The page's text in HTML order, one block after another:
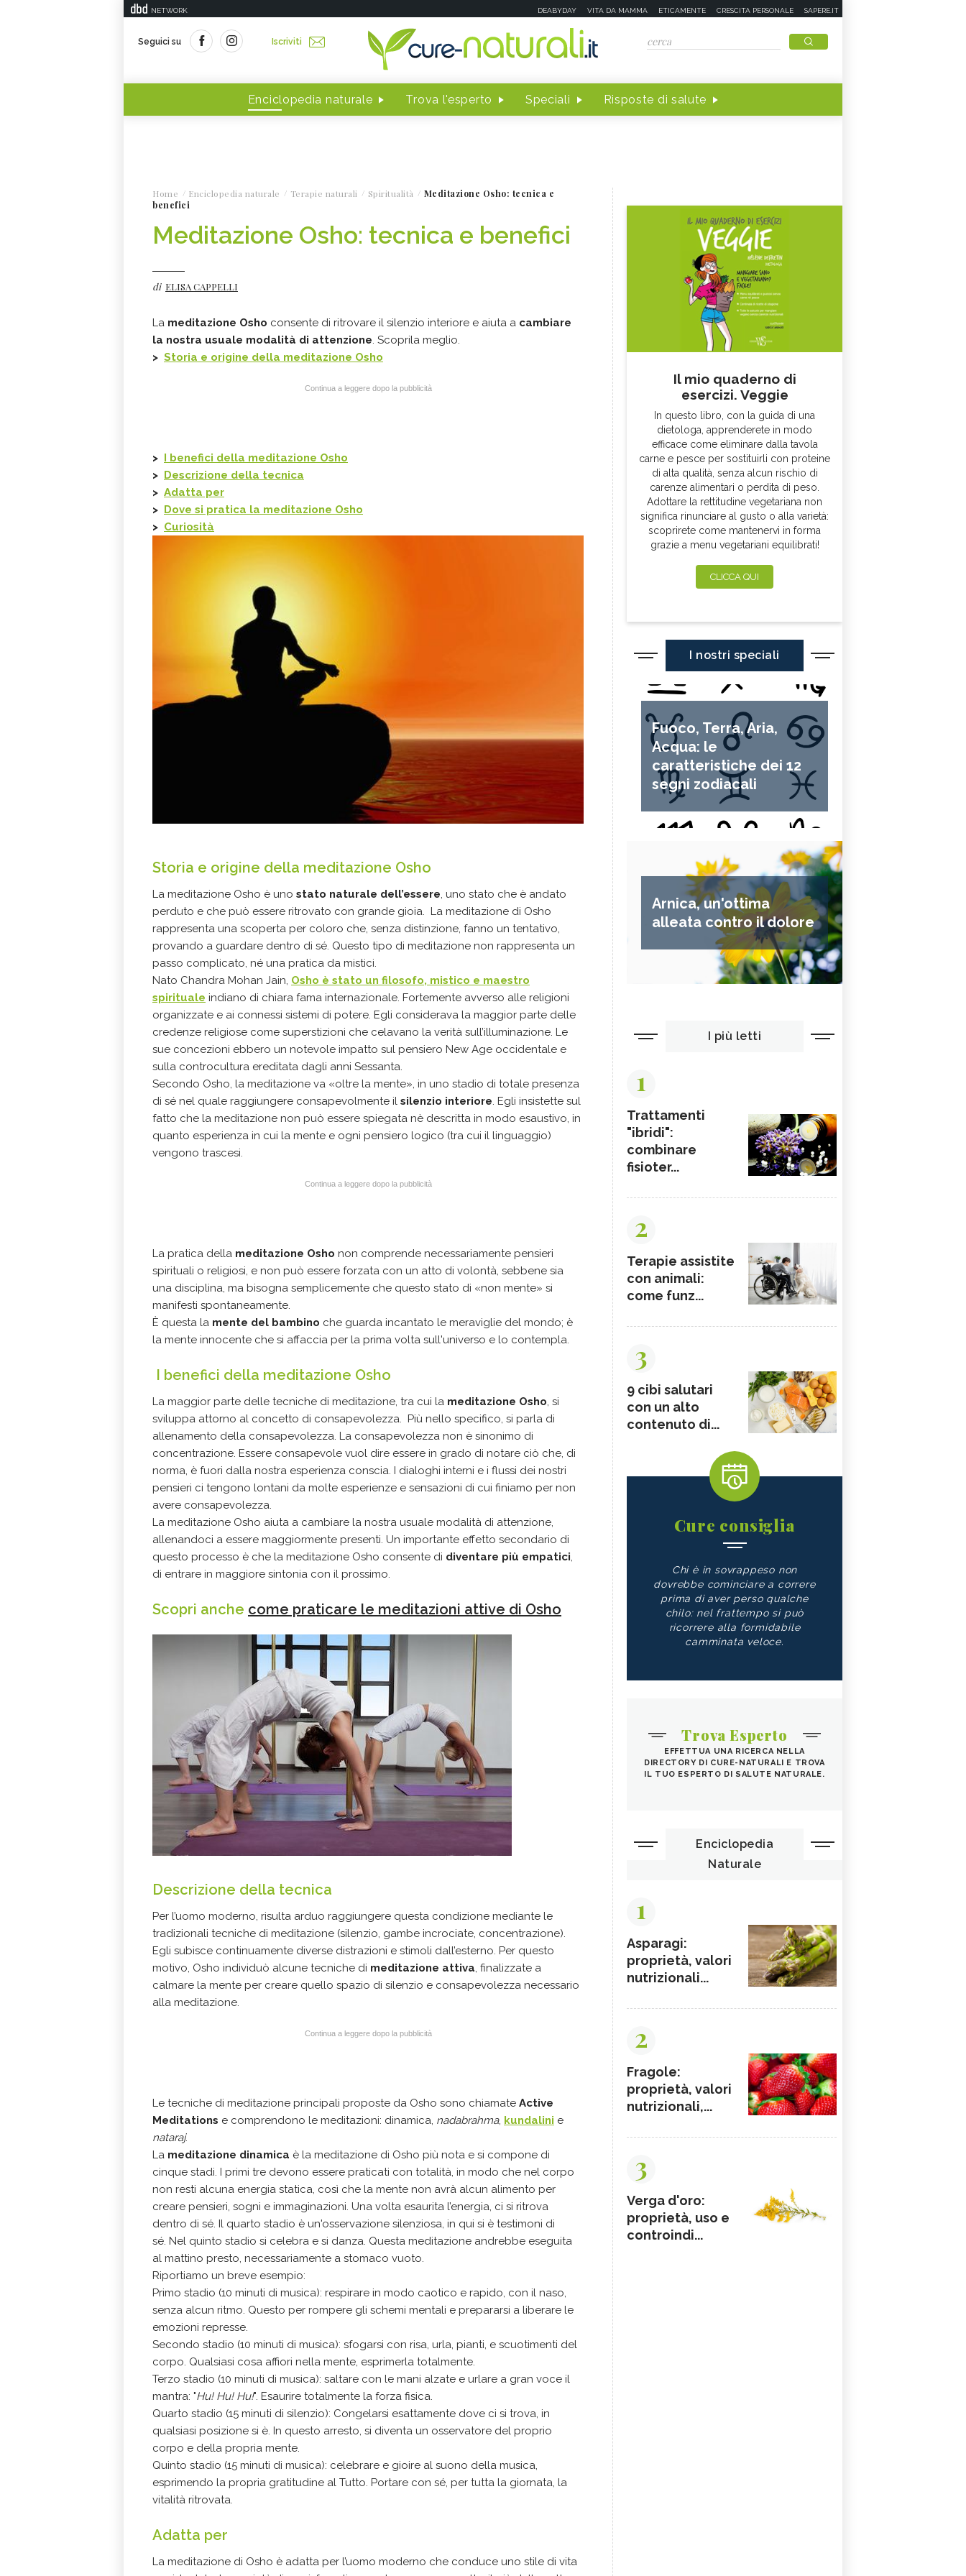
NETWORK DEABYDAY VITA DA MAMMA ETICAMENTE CRESCITA PERSONALE SAPERE.IT
Seguici su Iscriviti
Enciclopedia naturale Trova l'esperto Speciali Risposte di salute
Home Enciclopedia naturale Terapie naturali Spiritualità
Meditazione Osho: tecnica e
benefici
Meditazione Osho: tecnica e benefici
di ELISA CAPPELLI
La meditazione Osho consente di ritrovare il silenzio interiore e aiuta a cambiare
la nostra usuale modalità di attenzione. Scoprila meglio.
> Storia e origine della meditazione Osho
Continua a leggere dopo la pubblicità
> I benefici della meditazione Osho
> Descrizione della tecnica
> Adatta per
> Dove si pratica la meditazione Osho
> Curiosità
Storia e origine della meditazione Osho
La meditazione Osho è uno stato naturale dell’essere, uno stato che è andato
perduto e che può essere ritrovato con grande gioia. La meditazione di Osho
rappresenta una scoperta per coloro che, senza distinzione, fanno un tentativo,
provando a guardare dentro di sé. Questo tipo di meditazione non rappresenta un
passo complicato, né una pratica da mistici.
Nato Chandra Mohan Jain, Osho è stato un filosofo, mistico e maestro
spirituale indiano di chiara fama internazionale. Fortemente avverso alle religioni
organizzate e ai connessi sistemi di potere. Egli considerava la maggior parte delle
credenze religiose come superstizioni che celavano la verità sull’illuminazione. Le
sue concezioni ebbero un notevole impatto sul pensiero New Age occidentale e
sulla controcultura ereditata dagli anni Sessanta.
Secondo Osho, la meditazione va «oltre la mente», in uno stadio di totale presenza
di sé nel quale raggiungere consapevolmente il silenzio interiore. Egli insistette sul
fatto che la meditazione non può essere spiegata nè descritta in modo esaustivo, in
quanto esperienza in cui la mente e ogni pensiero logico (tra cui il linguaggio)
vengono trascesi.
Continua a leggere dopo la pubblicità
La pratica della meditazione Osho non comprende necessariamente pensieri
spirituali o religiosi, e non può essere forzata con un atto di volontà, sebbene sia
una disciplina, ma bisogna semplicemente che questo stato di «non mente» si
manifesti spontaneamente.
È questa la mente del bambino che guarda incantato le meraviglie del mondo; è
la mente innocente che si affaccia per la prima volta sull'universo e lo contempla.
I benefici della meditazione Osho
La maggior parte delle tecniche di meditazione, tra cui la meditazione Osho, si
sviluppa attorno al concetto di consapevolezza. Più nello specifico, si parla di
allenamento della consapevolezza. La consapevolezza non è sinonimo di
concentrazione. Essere consapevole vuol dire essere in grado di notare ciò che, di
norma, è fuori dalla nostra esperienza conscia. I dialoghi interni e i flussi dei nostri
pensieri ci tengono lontani da molte esperienze e sensazioni di cui finiamo per non
avere consapevolezza.
La meditazione Osho aiuta a cambiare la nostra usuale modalità di attenzione,
allenandoci a essere maggiormente presenti. Un importante effetto secondario di
questo processo è che la meditazione Osho consente di diventare più empatici,
di entrare in maggiore sintonia con il prossimo.
Scopri anche come praticare le meditazioni attive di Osho
Descrizione della tecnica
Per l’uomo moderno, risulta arduo raggiungere questa condizione mediante le
tradizionali tecniche di meditazione (silenzio, gambe incrociate, concentrazione).
Egli subisce continuamente diverse distrazioni e stimoli dall’esterno. Per questo
motivo, Osho individuò alcune tecniche di meditazione attiva, finalizzate a
calmare la mente per creare quello spazio di silenzio e consapevolezza necessario
alla meditazione.
Continua a leggere dopo la pubblicità
Le tecniche di meditazione principali proposte da Osho sono chiamate Active
Meditations e comprendono le meditazioni: dinamica, nadabrahma, kundalini e
nataraj.
La meditazione dinamica è la meditazione di Osho più nota e si compone di
cinque stadi. I primi tre devono essere praticati con totalità, in modo che nel corpo
non resti alcuna energia statica, così che la mente non avrà alcun alimento per
creare pensieri, sogni e immaginazioni. Una volta esaurita l’energia, ci si ritrova
dentro di sé. Il quarto stadio è un'osservazione silenziosa, in qui si è testimoni di
sé. Nel quinto stadio si celebra e si danza. Questa meditazione andrebbe eseguita
al mattino presto, necessariamente a stomaco vuoto.
Riportiamo un breve esempio:
Primo stadio (10 minuti di musica): respirare in modo caotico e rapido, con il naso,
senza alcun ritmo. Questo per rompere gli schemi mentali e prepararsi a liberare le
emozioni represse.
Secondo stadio (10 minuti di musica): sfogarsi con risa, urla, pianti, e scuotimenti del
corpo. Qualsiasi cosa affiori nella mente, esprimerla totalmente.
Terzo stadio (10 minuti di musica): saltare con le mani alzate e urlare a gran voce il
mantra: "Hu! Hu! Hu!". Esaurire totalmente la forza fisica.
Quarto stadio (15 minuti di silenzio): Congelarsi esattamente dove ci si trova, in
qualsiasi posizione si è. In questo arresto, si diventa un osservatore del proprio
corpo e della propria mente.
Quinto stadio (15 minuti di musica): celebrare e gioire al suono della musica,
esprimendo la propria gratitudine al Tutto. Portare con sé, per tutta la giornata, la
vitalità ritrovata.
Adatta per
La meditazione di Osho è adatta per l’uomo moderno che conduce uno stile di vita
Il mio quaderno di
esercizi. Veggie
In questo libro, con la guida di una
dietologa, apprenderete in modo
efficace come eliminare dalla tavola
carne e pesce per sostituirli con proteine
di alta qualità, senza alcun rischio di
carenze alimentari o perdita di peso.
Adottare la rettitudine vegetariana non
significa rinunciare al gusto o alla varietà:
scoprirete come mantenervi in forma
grazie a menu vegetariani equilibrati!
CLICCA QUI
I nostri speciali
Fuoco, Terra, Aria,
Acqua: le
caratteristiche dei 12
segni zodiacali
Arnica, un'ottima
alleata contro il dolore
I più letti
1
Trattamenti
"ibridi":
combinare
fisioter...
2
Terapie assistite
con animali:
come funz...
3
9 cibi salutari
con un alto
contenuto di...
Cure consiglia
Chi è in sovrappeso non
dovrebbe cominciare a correre
prima di aver perso qualche
chilo: nel frattempo si può
ricorrere alla formidabile
camminata veloce.
Trova Esperto
EFFETTUA UNA RICERCA NELLA
DIRECTORY DI CURE-NATURALI E TROVA
IL TUO ESPERTO DI SALUTE NATURALE.
Enciclopedia
Naturale
1
Asparagi:
proprietà, valori
nutrizionali...
2
Fragole:
proprietà, valori
nutrizionali,...
3
Verga d'oro:
proprietà, uso e
controindi...